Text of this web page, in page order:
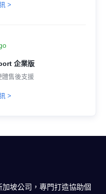
>
企業版
體售後支援
>
坡公司，專門打造協助個